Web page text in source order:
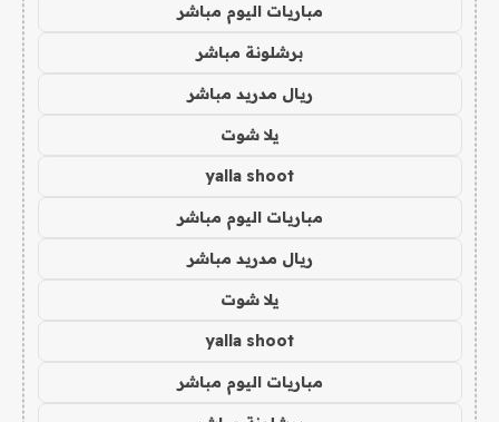
مباريات اليوم مباشر
برشلونة مباشر
ريال مدريد مباشر
يلا شوت
yalla shoot
مباريات اليوم مباشر
ريال مدريد مباشر
يلا شوت
yalla shoot
مباريات اليوم مباشر